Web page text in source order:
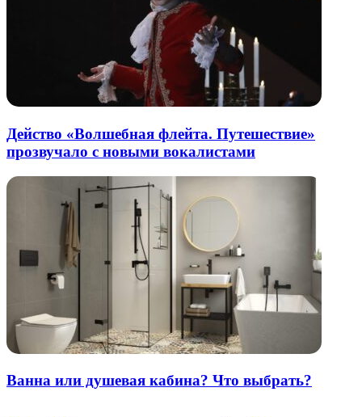
Действо «Волшебная флейта. Путешествие»
прозвучало с новыми вокалистами
Ванна или душевая кабина? Что выбрать?